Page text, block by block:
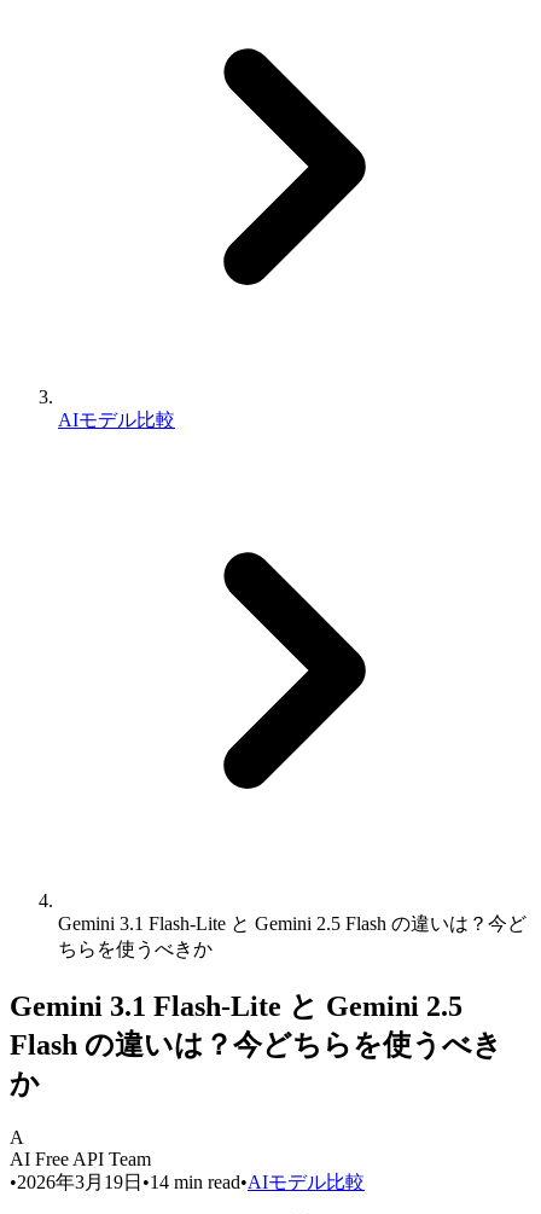
AIモデル比較
Gemini 3.1 Flash-Lite と Gemini 2.5 Flash の違いは？今ど
ちらを使うべきか
Gemini 3.1 Flash-Lite と Gemini 2.5
Flash の違いは？今どちらを使うべき
か
A
AI Free API Team
•2026年3月19日 •14 min read•AIモデル比較